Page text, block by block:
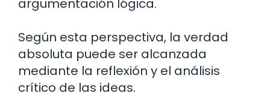
argumentación lógica.
Según esta perspectiva, la verdad
absoluta puede ser alcanzada
mediante la reflexión y el análisis
crítico de las ideas.